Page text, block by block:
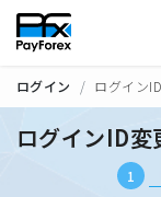
ログイン ログイン
ログインID変
1